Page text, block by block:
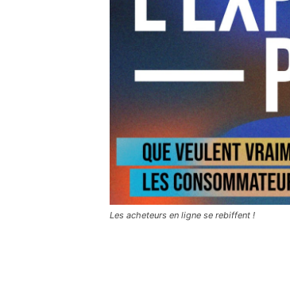
Les acheteurs en ligne se rebiffent !